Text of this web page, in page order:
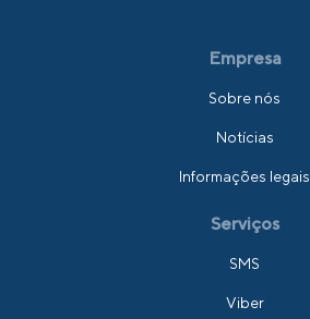
Empresa
Sobre nós
Notícias
Informações legais
Serviços
SMS
Viber